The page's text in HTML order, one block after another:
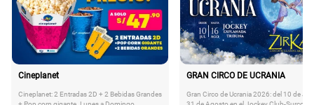
Cineplanet
Cineplanet: 2 Entradas 2D + 2 Bebidas Grandes
GRAN CIRCO DE UCRANIA
Gran Circo de Ucrania 2026: del 10 de